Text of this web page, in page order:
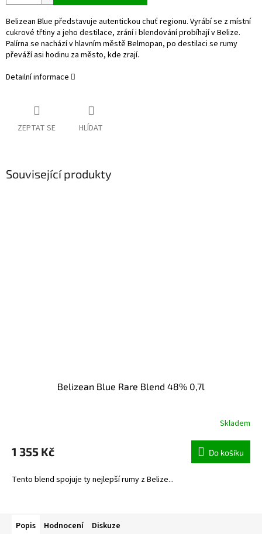
Belizean Blue představuje autentickou chuť regionu. Vyrábí se z místní
cukrové třtiny a jeho destilace, zrání i blendování probíhají v Belize.
Palírna se nachází v hlavním městě Belmopan, po destilaci se rumy
převáží asi hodinu za město, kde zrají.
Detailní informace
ZEPTAT SE HLÍDAT
Související produkty
Belizean Blue Rare Blend 48% 0,7l
Skladem
1 355 Kč Do košíku
Tento blend spojuje ty nejlepší rumy z Belize...
Popis Hodnocení Diskuze